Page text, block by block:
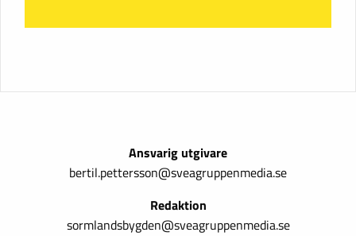
Ansvarig utgivare
bertil.pettersson@sveagruppenmedia.se
Redaktion
sormlandsbygden@sveagruppenmedia.se